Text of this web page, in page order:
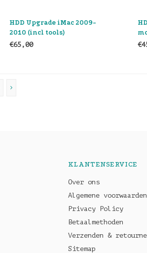
HDD Upgrade iMac 2009-
2010 (incl tools)
€65,00
KLANTENSERVICE
Over ons
Algemene voorwaarden
Privacy Policy
Betaalmethoden
Verzenden &
Sitemap